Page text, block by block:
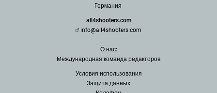
Германия
all4shooters.com
info@all4shooters.com
О нас:
Международная команда редакторов
Условия использования
Защита данных